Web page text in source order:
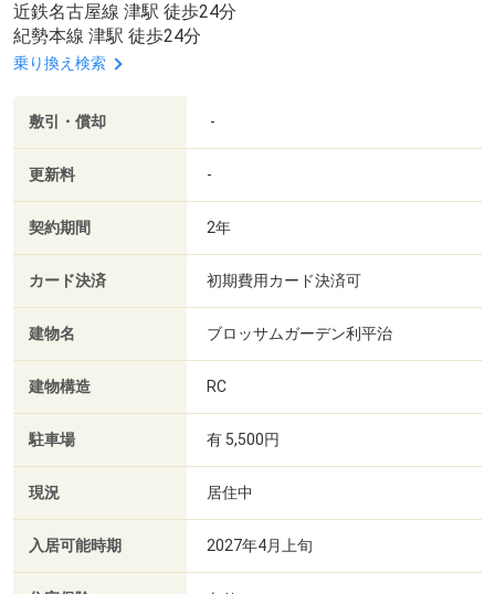
近鉄名古屋線 津駅 徒歩24分
紀勢本線 津駅 徒歩24分
乗り換え検索
敷引・償却 -
更新料 -
契約期間 2年
カード決済 初期費用カード決済可
建物名 ブロッサムガーデン利平治
建物構造 RC
駐車場 有 5,500円
現況 居住中
入居可能時期 2027年4月上旬